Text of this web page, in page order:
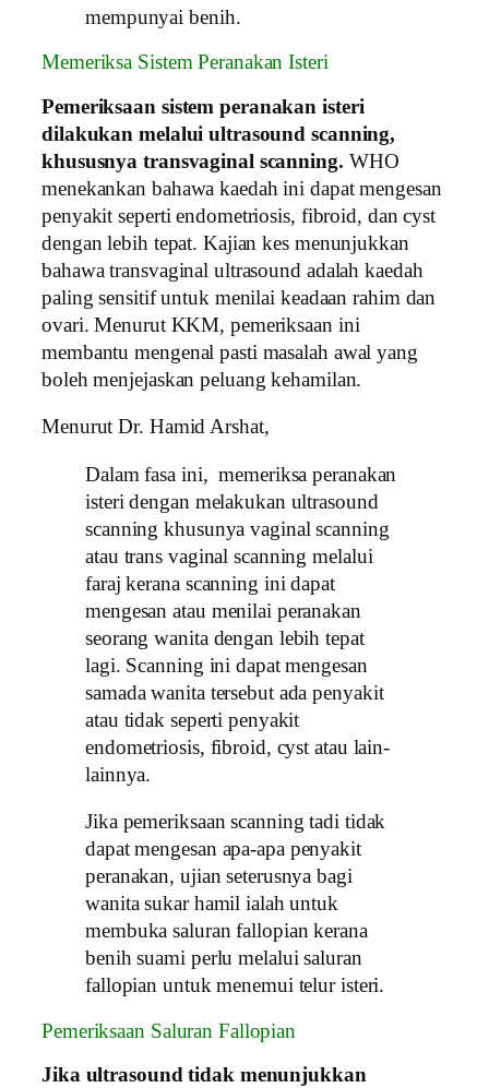
mempunyai benih.
Memeriksa Sistem Peranakan Isteri
Pemeriksaan sistem peranakan isteri
dilakukan melalui ultrasound scanning,
khususnya transvaginal scanning. WHO
menekankan bahawa kaedah ini dapat mengesan
penyakit seperti endometriosis, fibroid, dan cyst
dengan lebih tepat. Kajian kes menunjukkan
bahawa transvaginal ultrasound adalah kaedah
paling sensitif untuk menilai keadaan rahim dan
ovari. Menurut KKM, pemeriksaan ini
membantu mengenal pasti masalah awal yang
boleh menjejaskan peluang kehamilan.
Menurut Dr. Hamid Arshat,
Dalam fasa ini, memeriksa peranakan
isteri dengan melakukan ultrasound
scanning khusunya vaginal scanning
atau trans vaginal scanning melalui
faraj kerana scanning ini dapat
mengesan atau menilai peranakan
seorang wanita dengan lebih tepat
lagi. Scanning ini dapat mengesan
samada wanita tersebut ada penyakit
atau tidak seperti penyakit
endometriosis, fibroid, cyst atau lain-
lainnya.
Jika pemeriksaan scanning tadi tidak
dapat mengesan apa-apa penyakit
peranakan, ujian seterusnya bagi
wanita sukar hamil ialah untuk
membuka saluran fallopian kerana
benih suami perlu melalui saluran
fallopian untuk menemui telur isteri.
Pemeriksaan Saluran Fallopian
Jika ultrasound tidak menunjukkan